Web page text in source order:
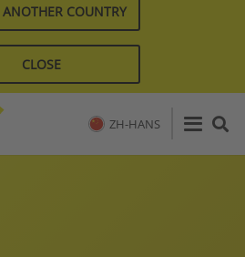
ANOTHER COUNTRY
CLOSE
ZH-HANS